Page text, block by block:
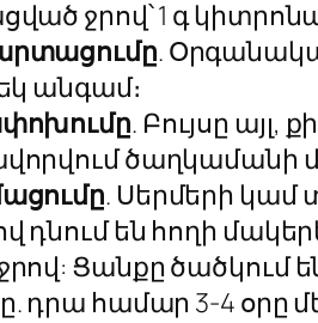
ջրով՝ 1 գ
.
անգամ։
. Բույսը
ծաղկամանի
. Սերմերի կամ
դնում են հողի
Ցանքը ծածկում
դրա համար 3-4 օրը